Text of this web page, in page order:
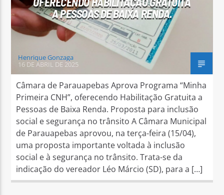
A PESSOAS DE BAIXA RENDA.
Henrique Gonzaga
16 DE ABRIL DE 2025
Câmara de Parauapebas Aprova Programa “Minha
Primeira CNH”, oferecendo Habilitação Gratuita a
Pessoas de Baixa Renda. Proposta para inclusão
social e segurança no trânsito A Câmara Municipal
de Parauapebas aprovou, na terça-feira (15/04),
uma proposta importante voltada à inclusão
social e à segurança no trânsito. Trata-se da
indicação do vereador Léo Márcio (SD), para a […]